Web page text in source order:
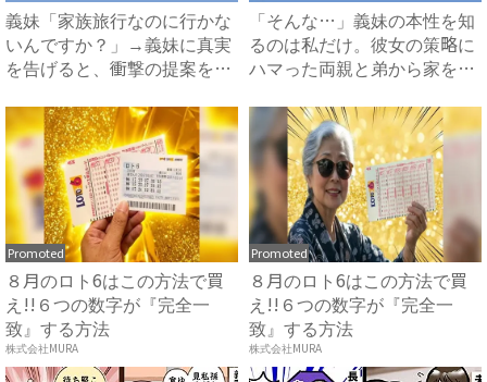
義妹「家族旅行なのに行かな
いんですか？」→義妹に真実
を告げると、衝撃の提案をさ
「そんな…」義妹の本性を知
るのは私だけ。彼女の策略に
ハマった両親と弟から家を追
Promoted
８月のロト6はこの方法で買
え!!６つの数字が『完全一
致』する方法
株式会社MURA
Promoted
８月のロト6はこの方法で買
え!!６つの数字が『完全一
致』する方法
株式会社MURA